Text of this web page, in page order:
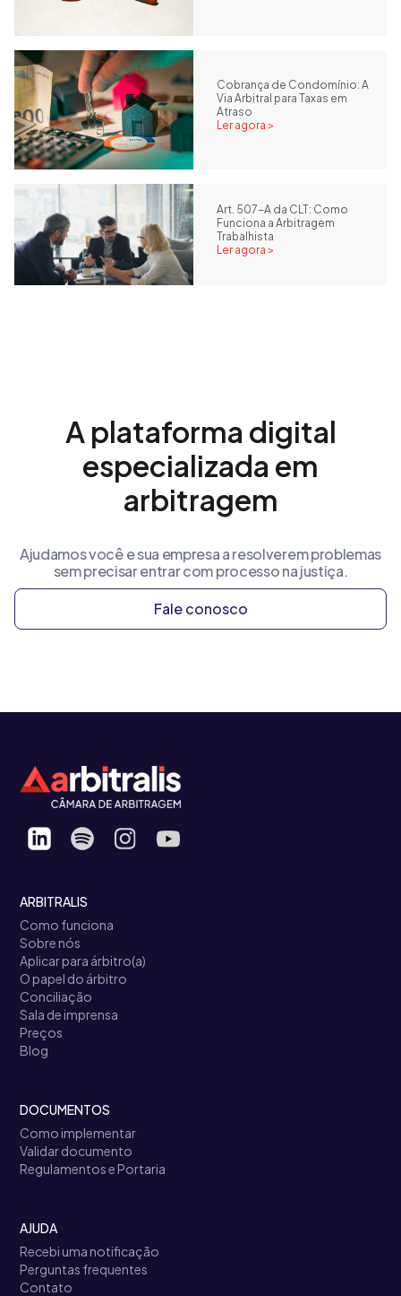
Cobrança de Condomínio: A
Via Arbitral para Taxas em
Atraso
Ler agora >
Art. 507-A da CLT: Como
Funciona a Arbitragem
Trabalhista
Ler agora >
A plataforma digital
especializada em
arbitragem
Ajudamos você e sua empresa a resolverem problemas
sem precisar entrar com processo na justiça.
Fale conosco
ARBITRALIS
Como funciona
Sobre nós
Aplicar para árbitro(a)
O papel do árbitro
Conciliação
Sala de imprensa
Preços
Blog
DOCUMENTOS
Como implementar
Validar documento
Regulamentos e Portaria
AJUDA
Recebi uma notificação
Perguntas frequentes
Contato